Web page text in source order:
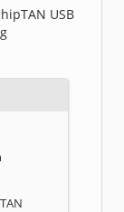
(M)
g
USB